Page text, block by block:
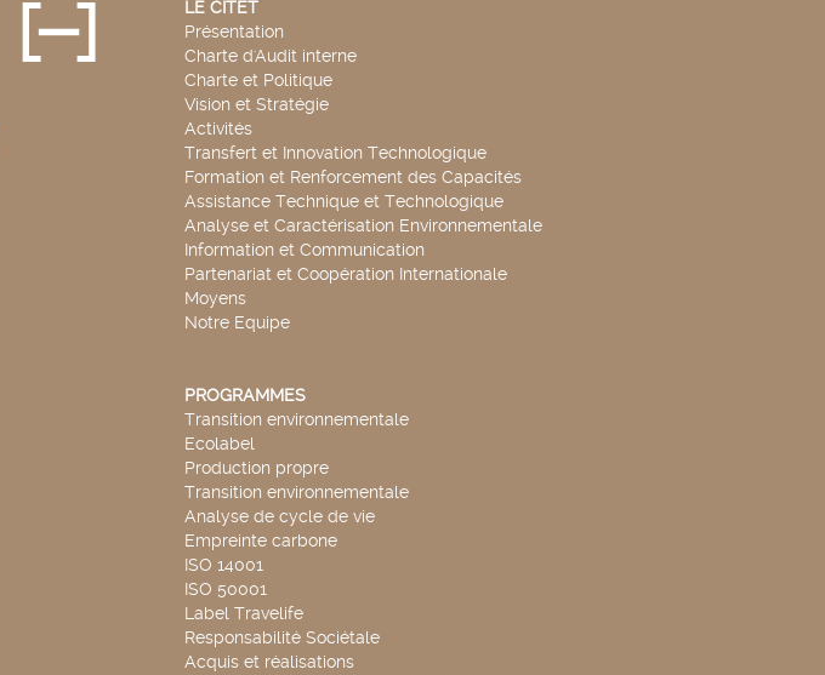
LE CITET
Présentation
Charte d'Audit interne
Charte et Politique
Vision et Stratégie
Activités
Transfert et Innovation Technologique
Formation et Renforcement des Capacités
Assistance Technique et Technologique
Analyse et Caractérisation Environnementale
Information et Communication
Partenariat et Coopération Internationale
Moyens
Notre Equipe
PROGRAMMES
Transition environnementale
Ecolabel
Production propre
Transition environnementale
Analyse de cycle de vie
Empreinte carbone
ISO 14001
ISO 50001
Label Travelife
Responsabilité Sociétale
Acquis et réalisations